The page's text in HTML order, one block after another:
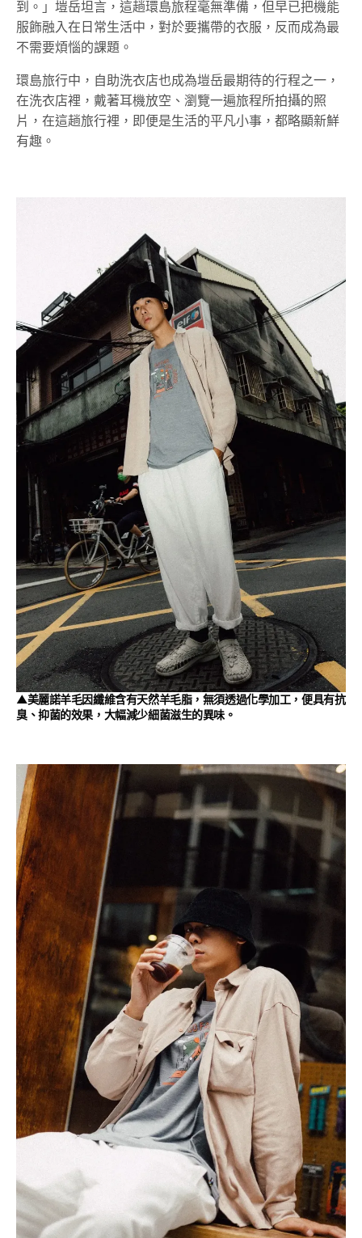
到。」塏岳坦言，這趟環島旅程毫無準備，但早已把機能
服飾融入在日常生活中，對於要攜帶的衣服，反而成為最
不需要煩惱的課題。
環島旅行中，自助洗衣店也成為塏岳最期待的行程之一，
在洗衣店裡，戴著耳機放空、瀏覽一遍旅程所拍攝的照
片，在這趟旅行裡，即便是生活的平凡小事，都略顯新鮮
有趣。
▲美麗諾羊毛因纖維含有天然羊毛脂，無須透過化學加工，便具有抗
臭、抑菌的效果，大幅減少細菌滋生的異味。